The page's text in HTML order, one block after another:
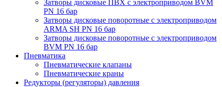
Затворы дисковые ПВХ с электроприводом BVM
PN 16 бар
Затворы дисковые поворотные с электроприводом
ARMA SH PN 16 бар
Затворы дисковые поворотные с электроприводом
BVM PN 16 бар
Пневматика
Пневматические клапаны
Пневматические краны
Редукторы (регуляторы) давления